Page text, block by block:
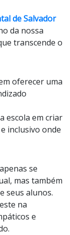
de Salvador
da nossa
transcende o
oferecer uma
escola em criar
inclusivo onde
se
mas também
seus alunos.
na
e